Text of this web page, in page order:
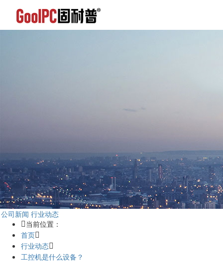
公司新闻 行业动态
当前位置：
首页
行业动态
工控机是什么设备？